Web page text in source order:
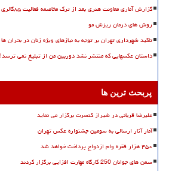
گزارش آماری معاونت هنری بعد از ترک مخاصمه فعالیت ۸۵گالری و ۴۷ اجرای موسیقی
روش های درمان ریزش مو
تاکید شهرداری تهران بر توجه به نیازهای ویژه زنان در بحران ها
داستان عکسهایی که منتشر نشد دوربین من از تبلیغ نمی ترسد!
پربحث ترین ها
علیرضا قربانی در شیراز کنسرت برگزار می نماید
آمار آثار ارسالی به سومین جشنواره عکس تهران
۴۵۰ هزار فقره وام ازدواج پرداخت خواهد شد
سمن های جوانان 250 کارگاه مهارت افزایی برگزار کردند